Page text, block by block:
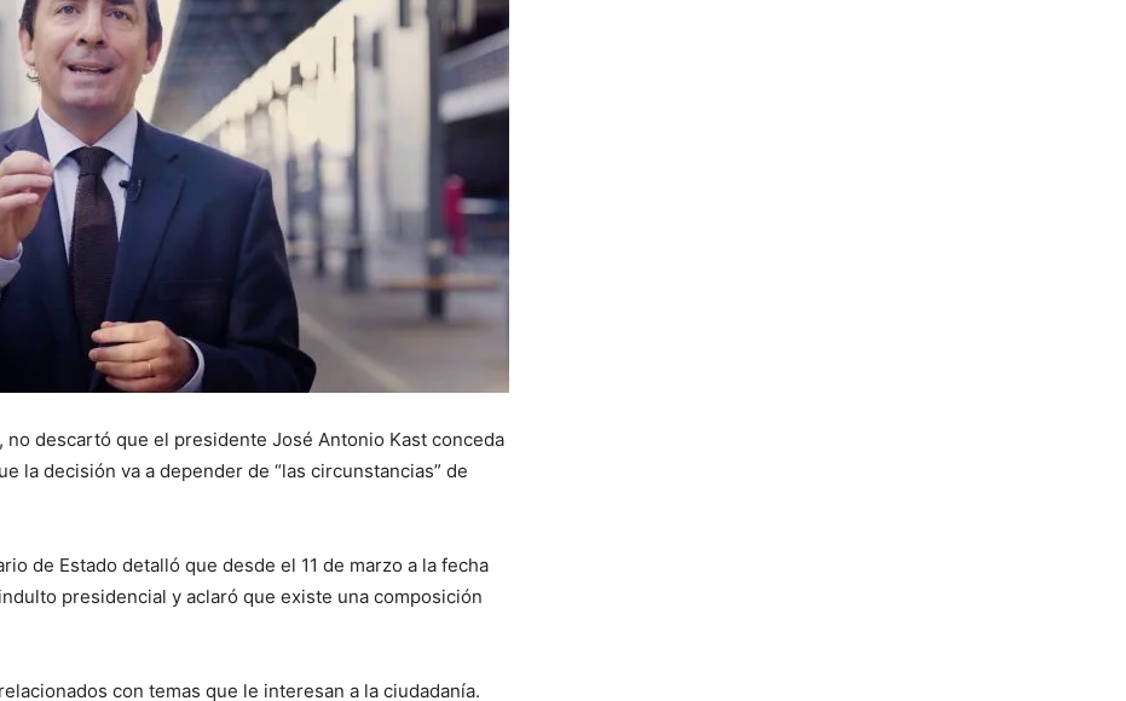
no descartó que el presidente José Antonio Kast conceda
la decisión va a depender de “las circunstancias” de
de Estado detalló que desde el 11 de marzo a la fecha
presidencial y aclaró que existe una composición
con temas que le interesan a la ciudadanía.